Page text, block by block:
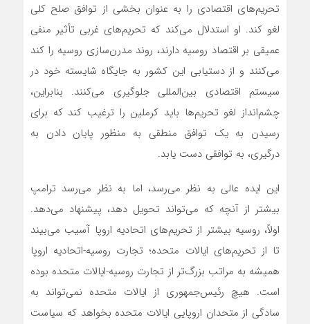
تحریم‌های اقتصادی را به عنوان بخشی از توافق صلح کلی
لغو کند. او استدلال می‌کند که تحریم‌های غربی تأثیر منفی
عمیقی بر اقتصاد روسیه دارند، روند مدرن‌سازی روسیه را کند
می‌کنند و از دستیابی این کشور به جایگاه شایسته خود در
سیستم اقتصادی بین‌المللی جلوگیری می‌کنند. بنابراین،
چشم‌انداز لغو تحریم‌ها باید کرملین را ترغیب کند که برای
رسیدن به یک توافق منطقی به منظور پایان دادن به
درگیری، به توافقی دست یابد.
این ایده عالی به نظر می‌رسد، اما به نظر می‌رسد ترامپ
بیشتر از آنچه که می‌تواند تحویل دهد، پیشنهاد می‌دهد.
اولاً، روسیه بیشتر از تحریم‌های اتحادیه اروپا آسیب می‌بیند
تا از تحریم‌های ایالات متحده؛ تجارت روسیه-اتحادیه اروپا
همیشه به مراتب بزرگ‌تر از تجارت روسیه-ایالات متحده بوده
است. هیچ رئیس‌جمهوری از ایالات متحده نمی‌تواند به
سادگی از متحدان اروپایی ایالات متحده بخواهد که سیاست